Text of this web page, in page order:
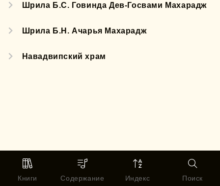
Шрила Б.С. Говинда Дев-Госвами Махарадж
Шрила Б.Н. Ачарья Махарадж
Навадвипский храм
Книги Содержание Индекс Поиск